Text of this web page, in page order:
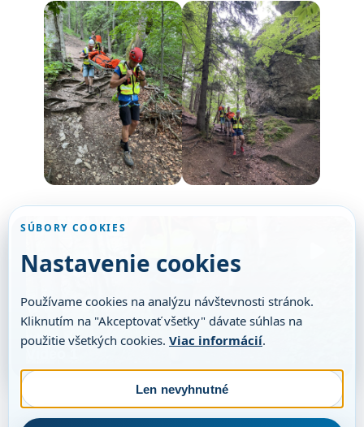
VIDEO
SÚBORY COOKIES
Nastavenie cookies
Používame cookies na analýzu návštevnosti stránok.
Kliknutím na "Akceptovať všetky" dávate súhlas na
použitie všetkých cookies. Viac informácií.
Len nevyhnutné